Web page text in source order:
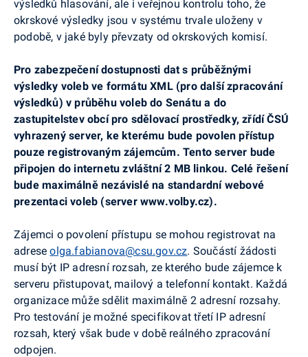
výsledků hlasování, ale i veřejnou kontrolu toho, že
okrskové výsledky jsou v systému trvale uloženy v
podobě, v jaké byly převzaty od okrskových komisí.
Pro zabezpečení dostupnosti dat s průběžnými
výsledky voleb ve formátu XML (pro další zpracování
výsledků) v průběhu voleb do Senátu a do
zastupitelstev obcí pro sdělovací prostředky, zřídí ČSÚ
vyhrazený server, ke kterému bude povolen přístup
pouze registrovaným zájemcům. Tento server bude
připojen do internetu zvláštní 2 MB linkou. Celé řešení
bude maximálně nezávislé na standardní webové
prezentaci voleb (server www.volby.cz).
Zájemci o povolení přístupu se mohou registrovat na
adreseolga.fabianova@csu.gov.cz. Součástí žádosti
musí být IP adresní rozsah, ze kterého bude zájemce k
serveru přistupovat, mailový a telefonní kontakt. Každá
organizace může sdělit maximálně 2 adresní rozsahy.
Pro testování je možné specifikovat třetí IP adresní
rozsah, který však bude v době reálného zpracování
odpojen.